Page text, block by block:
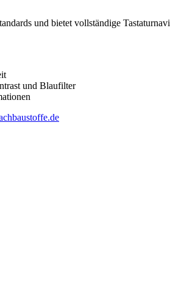
und bietet vollständige
und Blaufilter